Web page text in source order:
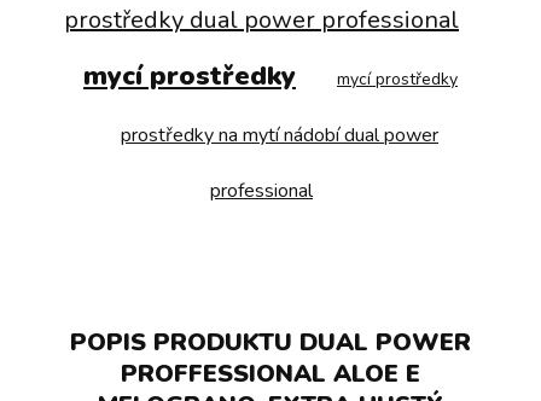
prostředky dual power professional
mycí prostředky mycí prostředky
prostředky na mytí nádobí dual power
professional
POPIS PRODUKTU DUAL POWER
PROFFESSIONAL ALOE E